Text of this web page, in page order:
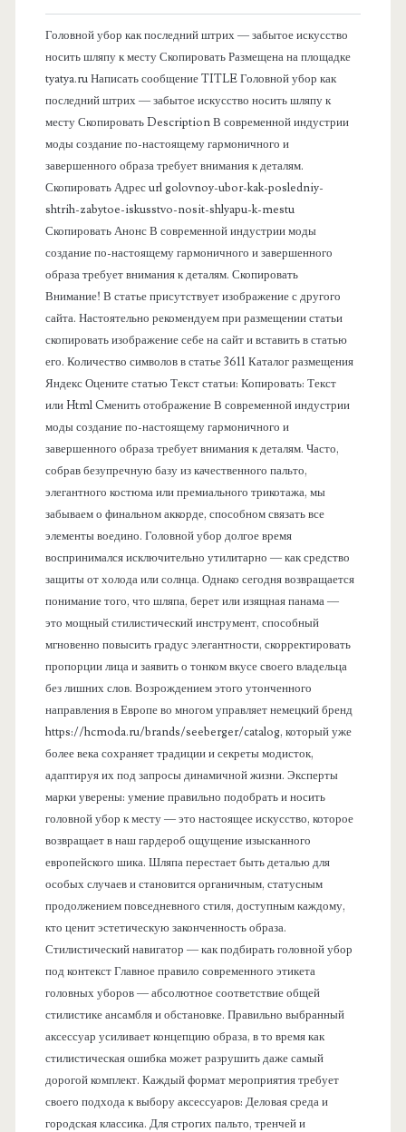
Головной убор как последний штрих — забытое искусство
носить шляпу к месту Скопировать Размещена на площадке
tyatya.ru Написать сообщение TITLE Головной убор как
последний штрих — забытое искусство носить шляпу к
месту Скопировать Description В современной индустрии
моды создание по-настоящему гармоничного и
завершенного образа требует внимания к деталям.
Скопировать Адрес url golovnoy-ubor-kak-posledniy-
shtrih-zabytoe-iskusstvo-nosit-shlyapu-k-mestu
Скопировать Анонс В современной индустрии моды
создание по-настоящему гармоничного и завершенного
образа требует внимания к деталям. Скопировать
Внимание! В статье присутствует изображение с другого
сайта. Настоятельно рекомендуем при размещении статьи
скопировать изображение себе на сайт и вставить в статью
его. Количество символов в статье 3611 Каталог размещения
Яндекс Оцените статью Текст статьи: Копировать: Текст
или Html Cменить отображение В современной индустрии
моды создание по-настоящему гармоничного и
завершенного образа требует внимания к деталям. Часто,
собрав безупречную базу из качественного пальто,
элегантного костюма или премиального трикотажа, мы
забываем о финальном аккорде, способном связать все
элементы воедино. Головной убор долгое время
воспринимался исключительно утилитарно — как средство
защиты от холода или солнца. Однако сегодня возвращается
понимание того, что шляпа, берет или изящная панама —
это мощный стилистический инструмент, способный
мгновенно повысить градус элегантности, скорректировать
пропорции лица и заявить о тонком вкусе своего владельца
без лишних слов. Возрождением этого утонченного
направления в Европе во многом управляет немецкий бренд
https://hcmoda.ru/brands/seeberger/catalog, который уже
более века сохраняет традиции и секреты модисток,
адаптируя их под запросы динамичной жизни. Эксперты
марки уверены: умение правильно подобрать и носить
головной убор к месту — это настоящее искусство, которое
возвращает в наш гардероб ощущение изысканного
европейского шика. Шляпа перестает быть деталью для
особых случаев и становится органичным, статусным
продолжением повседневного стиля, доступным каждому,
кто ценит эстетическую законченность образа.
Стилистический навигатор — как подбирать головной убор
под контекст Главное правило современного этикета
головных уборов — абсолютное соответствие общей
стилистике ансамбля и обстановке. Правильно выбранный
аксессуар усиливает концепцию образа, в то время как
стилистическая ошибка может разрушить даже самый
дорогой комплект. Каждый формат мероприятия требует
своего подхода к выбору аксессуаров: Деловая среда и
городская классика. Для строгих пальто, тренчей и